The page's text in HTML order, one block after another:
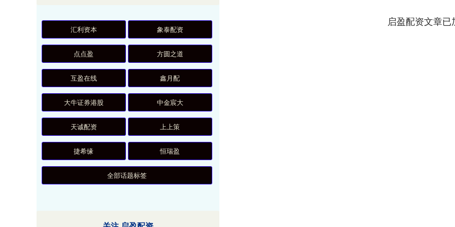
启盈配资文章
汇利资本 象泰配资
点点盈 方圆之道
互盈在线 鑫月配
大牛证券港股 中金宸大
天诚配资 上上策
捷希缘 恒瑞盈
全部话题标签